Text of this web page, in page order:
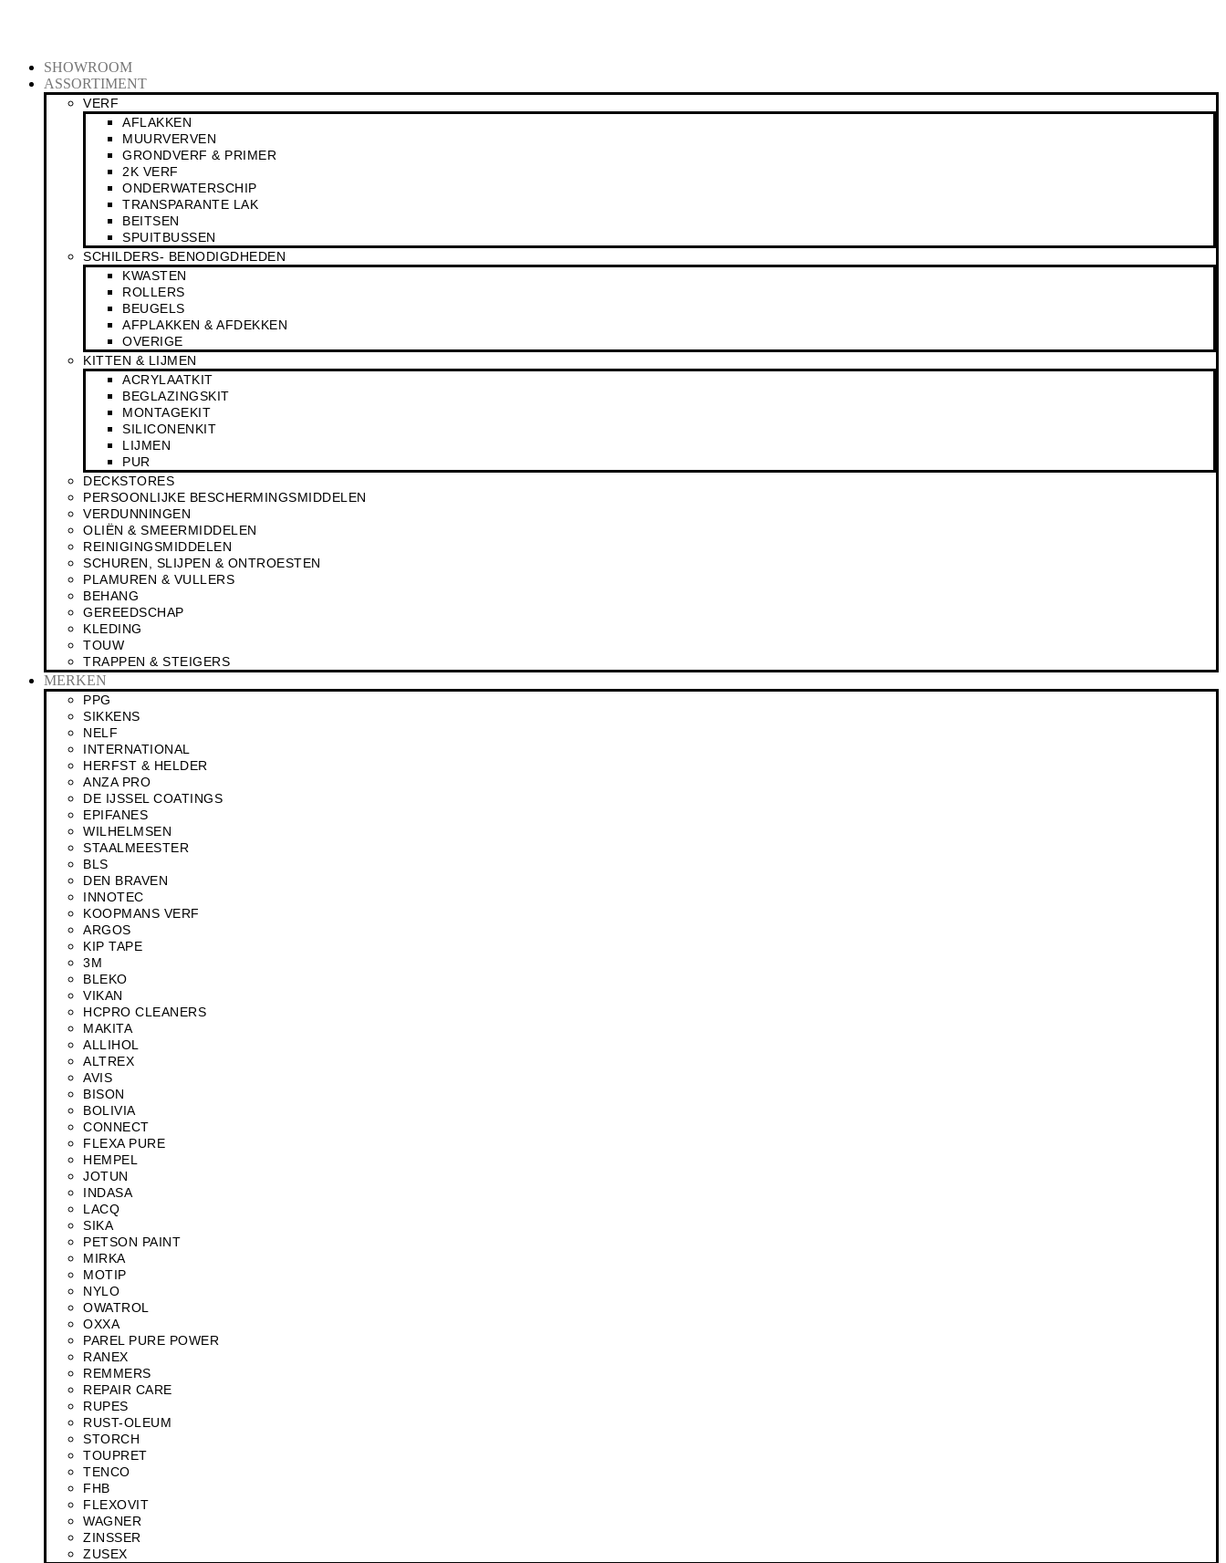
inhoudSHOWROOM
ASSORTIMENT
VERF
AFLAKKEN
MUURVERVEN
GRONDVERF & PRIMER
2K VERF
ONDERWATERSCHIP
TRANSPARANTE LAK
BEITSEN
SPUITBUSSEN
SCHILDERS- BENODIGDHEDEN
KWASTEN
ROLLERS
BEUGELS
AFPLAKKEN & AFDEKKEN
OVERIGE
KITTEN & LIJMEN
ACRYLAATKIT
BEGLAZINGSKIT
MONTAGEKIT
SILICONENKIT
LIJMEN
PUR
DECKSTORES
PERSOONLIJKE BESCHERMINGSMIDDELEN
VERDUNNINGEN
OLIËN & SMEERMIDDELEN
REINIGINGSMIDDELEN
SCHUREN, SLIJPEN & ONTROESTEN
PLAMUREN & VULLERS
BEHANG
GEREEDSCHAP
KLEDING
TOUW
TRAPPEN & STEIGERS
MERKEN
PPG
SIKKENS
NELF
INTERNATIONAL
HERFST & HELDER
ANZA PRO
DE IJSSEL COATINGS
EPIFANES
WILHELMSEN
STAALMEESTER
BLS
DEN BRAVEN
INNOTEC
KOOPMANS VERF
ARGOS
KIP TAPE
3M
BLEKO
VIKAN
HCPRO CLEANERS
MAKITA
ALLIHOL
ALTREX
AVIS
BISON
BOLIVIA
CONNECT
FLEXA PURE
HEMPEL
JOTUN
INDASA
LACQ
SIKA
PETSON PAINT
MIRKA
MOTIP
NYLO
OWATROL
OXXA
PAREL PURE POWER
RANEX
REMMERS
REPAIR CARE
RUPES
RUST-OLEUM
STORCH
TOUPRET
TENCO
FHB
FLEXOVIT
WAGNER
ZINSSER
ZUSEX